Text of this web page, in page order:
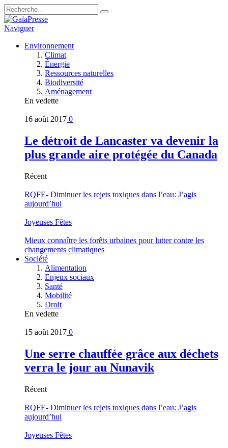
Naviguer
Environnement
Climat
Énergie
Ressources naturelles
Biodiversité
Aménagement
En vedette
16 août 2017 0
Le détroit de Lancaster va devenir la
plus grande aire protégée du Canada
Récent
RQFE- Diminuer les rejets toxiques dans l’eau: J’agis
aujourd’hui
Joyeuses Fêtes
Mieux connaître les forêts urbaines pour lutter contre les
changements climatiques
Société
Alimentation
Enjeux sociaux
Santé
Mobilité
Droit
En vedette
15 août 2017 0
Une serre chauffée grâce aux déchets
verra le jour au Nunavik
Récent
RQFE- Diminuer les rejets toxiques dans l’eau: J’agis
aujourd’hui
Joyeuses Fêtes